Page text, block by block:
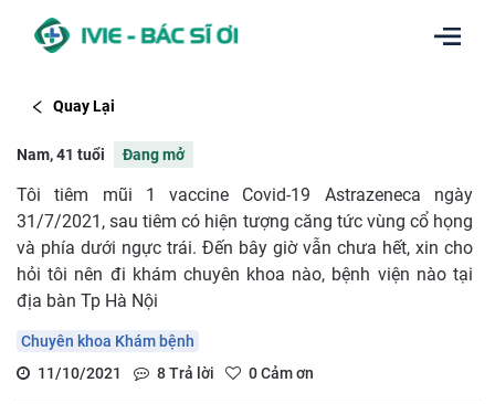
Quay Lại
Nam, 41 tuổi Đang mở
Tôi tiêm mũi 1 vaccine Covid-19 Astrazeneca ngày
31/7/2021, sau tiêm có hiện tượng căng tức vùng cổ họng
và phía dưới ngực trái. Đến bây giờ vẫn chưa hết, xin cho
hỏi tôi nên đi khám chuyên khoa nào, bệnh viện nào tại
địa bàn Tp Hà Nội
Chuyên khoa Khám bệnh
11/10/2021
8Trả lời 0Cảm ơn